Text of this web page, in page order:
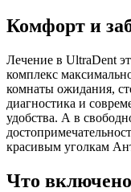
Комфорт и
Лечение в UltraDent
комплекс
комнаты ожидания,
диагностика и
удобства. А в
красивым уголкам
Что